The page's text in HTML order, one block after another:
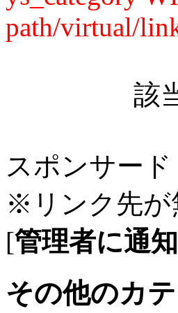
path/virtual/
該
スポンサード
※リンク先が
[管理者に通知
その他のカ